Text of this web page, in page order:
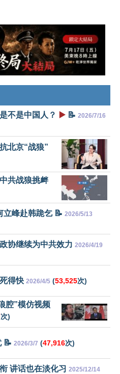
不是中国人？ ▶️ 📝 2026/7/16
北京“战狼”
共战狼挑衅
立峰赴韩跪乞 📝 2026/5/13
协继续为中共效力 2026/4/19
得快 2026/4/5 (53,525次)
腔”模仿视频
次)
📝 2026/3/7 (47,916次)
讲话也在淡化习 2025/12/14